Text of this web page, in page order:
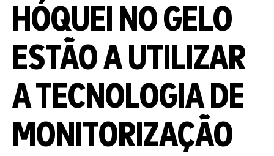
HÓQUEI NO GELO
ESTÃO A UTILIZAR
A TECNOLOGIA DE
MONITORIZAÇÃO